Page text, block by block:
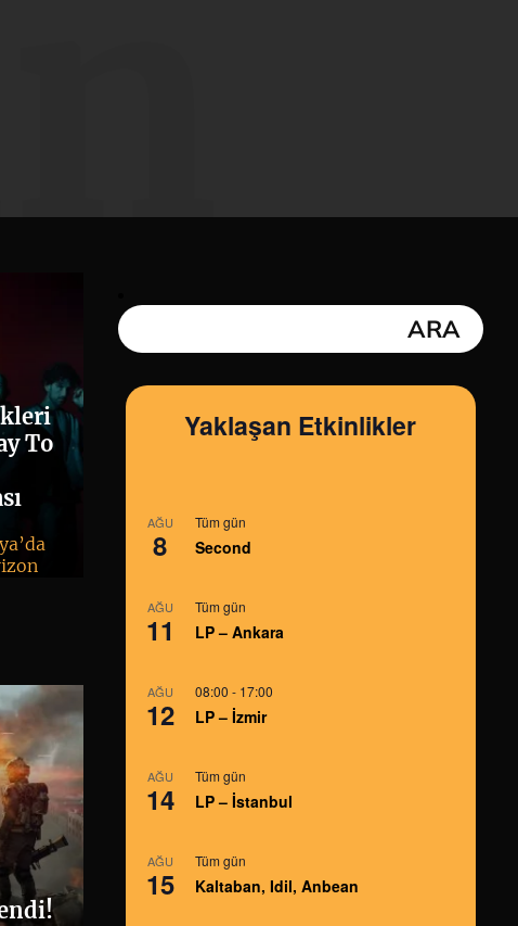
To
Yaklaşan Etkinlikler
AĞU
8
Tüm gün
Second
AĞU
11
Tüm gün
LP – Ankara
AĞU
12
08:00 - 17:00
LP – İzmir
AĞU
14
Tüm gün
LP – İstanbul
AĞU
15
Tüm gün
Kaltaban, Idil, Anbean